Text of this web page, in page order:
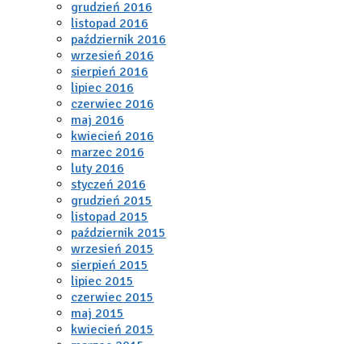
grudzień 2016
listopad 2016
październik 2016
wrzesień 2016
sierpień 2016
lipiec 2016
czerwiec 2016
maj 2016
kwiecień 2016
marzec 2016
luty 2016
styczeń 2016
grudzień 2015
listopad 2015
październik 2015
wrzesień 2015
sierpień 2015
lipiec 2015
czerwiec 2015
maj 2015
kwiecień 2015